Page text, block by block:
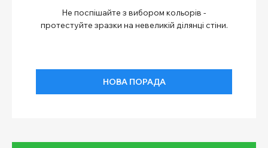
Не поспішайте з вибором кольорів -
протестуйте зразки на невеликій ділянці стіни.
НОВА ПОРАДА